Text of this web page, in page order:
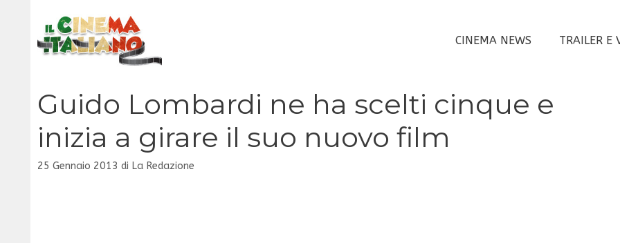
contenuto
CINEMA NEWS TRAILER E
Guido Lombardi ne ha scelti cinque e
inizia a girare il suo nuovo film
25 Gennaio 2013 di La Redazione